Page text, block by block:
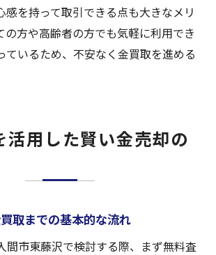
感を持って取引できる点も大きなメリ
の方や高齢者の方でも気軽に利用でき
ているため、不安なく金買取を進める
活用した賢い金売却の
取までの基本的な流れ
間市東藤沢で検討する際、まず無料査